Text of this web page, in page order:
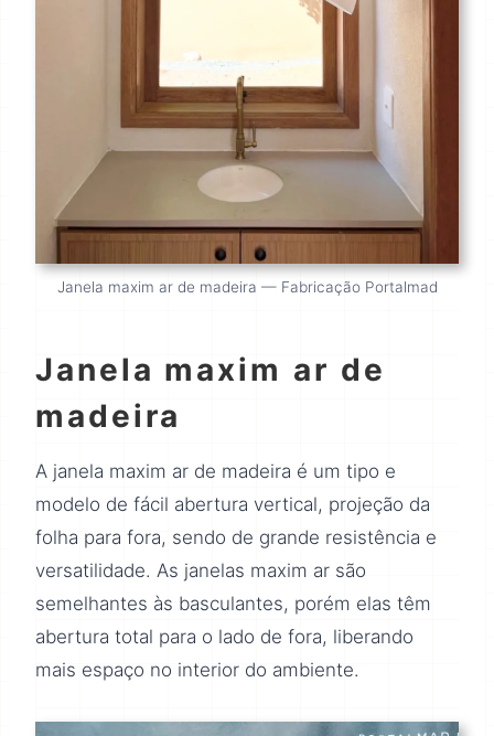
Janela maxim ar de madeira — Fabricação Portalmad
Janela maxim ar de
madeira
A janela maxim ar de madeira é um tipo e
modelo de fácil abertura vertical, projeção da
folha para fora, sendo de grande resistência e
versatilidade. As janelas maxim ar são
semelhantes às basculantes, porém elas têm
abertura total para o lado de fora, liberando
mais espaço no interior do ambiente.